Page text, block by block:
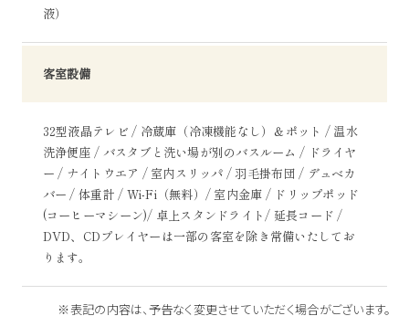
液）
客室設備
32型液晶テレビ / 冷蔵庫（冷凍機能なし）＆ポット / 温水
洗浄便座 / バスタブと洗い場が別のバスルーム / ドライヤ
ー / ナイトウエア / 室内スリッパ / 羽毛掛布団 / デュベカ
バー / 体重計 / Wi-Fi（無料）/ 室内金庫 / ドリップポッド
(コーヒーマシーン)/ 卓上スタンドライト/ 延長コード /
DVD、CDプレイヤーは一部の客室を除き常備いたしてお
ります。
※表記の内容は、予告なく変更させていただく場合がございます。